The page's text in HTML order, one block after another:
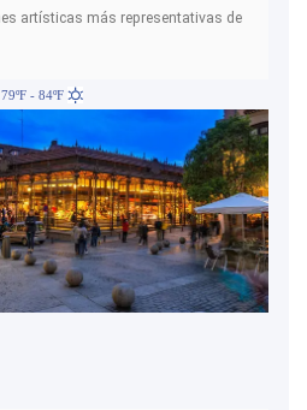
artísticas más representativas de
79ºF - 84ºF